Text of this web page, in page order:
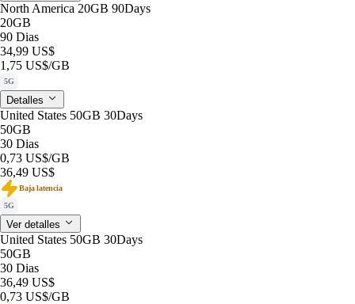
North America 20GB 90Days
20GB
90 Dias
34,99 US$
1,75 US$/GB
5G
Detalles
United States 50GB 30Days
50GB
30 Dias
0,73 US$/GB
36,49 US$
Baja latencia
5G
Ver detalles
United States 50GB 30Days
50GB
30 Dias
36,49 US$
0,73 US$/GB